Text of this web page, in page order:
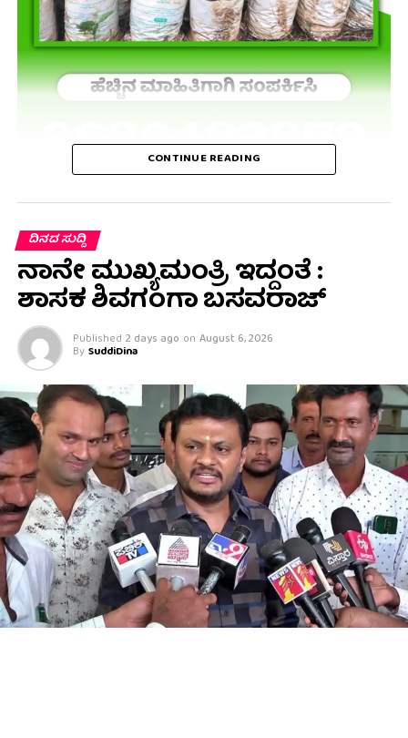
CONTINUE READING
ದಿನದ ಸುದ್ದಿ
ನಾನೇ ಮುಖ್ಯಮಂತ್ರಿ ಇದ್ದಂತೆ :
ಶಾಸಕ ಶಿವಗಂಗಾ ಬಸವರಾಜ್
Published 2 days ago on August 6, 2026
By SuddiDina